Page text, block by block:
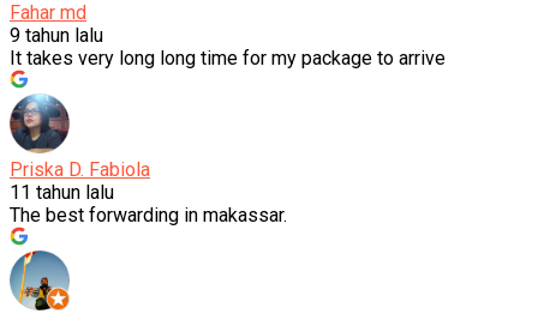
Fahar md
9 tahun lalu
It takes very long long time for my package to arrive
Priska D. Fabiola
11 tahun lalu
The best forwarding in makassar.